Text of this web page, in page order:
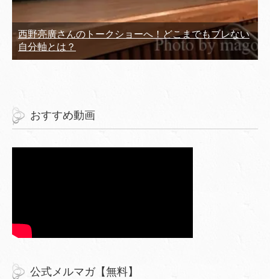
西野亮廣さんのトークショーへ！どこまでもブレない
自分軸とは？
おすすめ動画
公式メルマガ【無料】